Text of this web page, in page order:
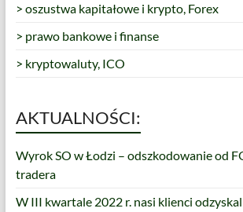
> oszustwa kapitałowe i krypto, Forex
> prawo bankowe i finanse
> kryptowaluty, ICO
AKTUALNOŚCI:
Wyrok SO w Łodzi – odszkodowanie od
tradera
W III kwartale 2022 r. nasi klienci